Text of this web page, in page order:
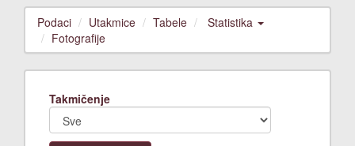
Podaci Utakmice Tabele
Statistika
Fotografije
Takmičenje